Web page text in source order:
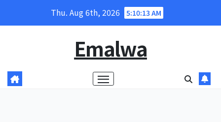
Thu. Aug 6th, 2026 5:10:13 AM
Emalwa